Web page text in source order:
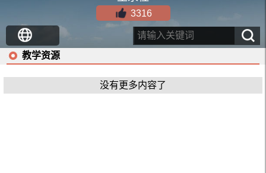
3316
教学资源
没有更多内容了